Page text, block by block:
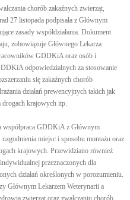
chorób zakaźnych zwierząt,
27 listopada podpisała z Głównym
zasady współdziałania. Dokument
zobowiązuje Głównego Lekarza
GDDKiA oraz osób i
odpowiedzialnych za stosowanie
się zakaźnych chorób
działań prewencyjnych takich jak
drogach krajowych itp.
współpraca GDDKiA z Głównym
miejsc i sposobu montażu oraz
krajowych. Przewidziano również
przeznaczonych dla
działań określonych w porozumieniu.
Głównym Lekarzem Weterynarii a
zwierząt oraz zwalczaniu chorób